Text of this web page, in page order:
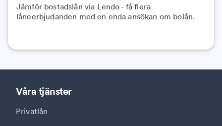
Jämför bostadslån via Lendo - få flera
låneerbjudanden med en enda ansökan om bolån.
Våra tjänster
Privatlån